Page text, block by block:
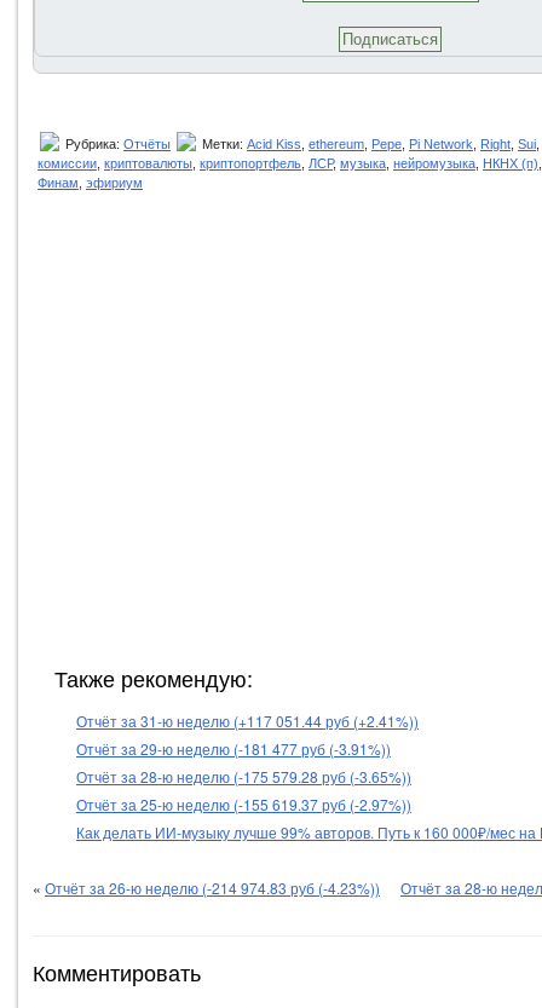
Рубрика: Отчёты Метки: Acid Kiss ethereum Pepe Pi Network Right Sui
комиссии криптовалюты криптопортфель ЛСР, музыка нейромузыка НКНХ (п)
Финам эфириум
Также рекомендую:
Отчёт за 31-ю неделю (+117 051.44 руб (+2.41%))
Отчёт за 29-ю неделю (-181 477 руб (-3.91%))
Отчёт за 28-ю неделю (-175 579.28 руб (-3.65%))
Отчёт за 25-ю неделю (-155 619.37 руб (-2.97%))
Как делать ИИ-музыку лучше 99% авторов. Путь к 160 000₽/мес
« Отчёт за 26-ю неделю (-214 974.83 руб (-4.23%)) Отчёт за 28-ю
Комментировать